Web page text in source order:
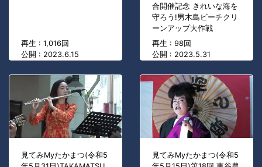
再生 : 1,016回
公開 : 2023.6.15
合開催記念 きれいな海を
守ろう!男木島ビーチクリ
ーンアップ大作戦
再生 : 98回
公開 : 2023.5.31
見てみMyたかまつ(令和5
見てみMyたかまつ(令和5